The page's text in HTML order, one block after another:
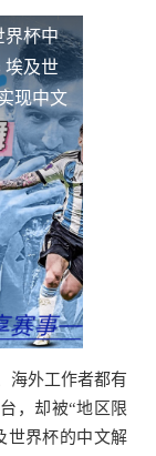
界杯中
埃及世
现中文
海外工作者都有
，却被“地区限
世界杯的中文解